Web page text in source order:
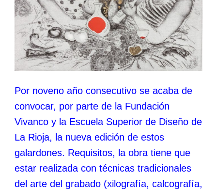
Por noveno año consecutivo se acaba de
convocar, por parte de la Fundación
Vivanco y la Escuela Superior de Diseño de
La Rioja, la nueva edición de estos
galardones. Requisitos, la obra tiene que
estar realizada con técnicas tradicionales
del arte del grabado (xilografía, calcografía,